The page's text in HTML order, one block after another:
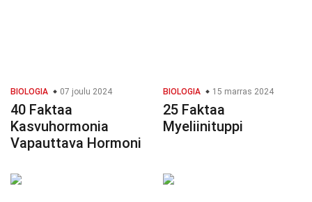
BIOLOGIA 07 joulu 2024
40 Faktaa
Kasvuhormonia
Vapauttava Hormoni
BIOLOGIA 15 marras 2024
25 Faktaa
Myeliinituppi